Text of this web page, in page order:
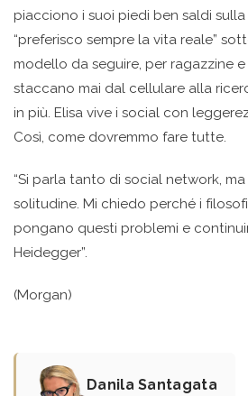
piacciono i suoi piedi ben saldi sulla
“preferisco sempre la vita reale”
modello da seguire, per ragazzine
staccano mai dal cellulare alla
in più. Elisa vive i social con
Così, come dovremmo fare tutte.
“Si parla tanto di social network,
solitudine. Mi chiedo perché i
pongano questi problemi e
Heidegger”.
(Morgan)
Danila Santagata